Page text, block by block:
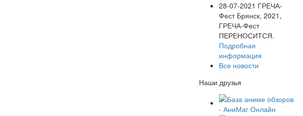
28-07-2021 ГРЕЧА-
Фест Брянск, 2021,
ГРЕЧА-Фест
ПЕРЕНОСИТСЯ.
Подробная
информация
Все новости
Наши друзья